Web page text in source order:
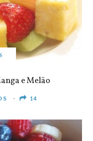
e Melão
14